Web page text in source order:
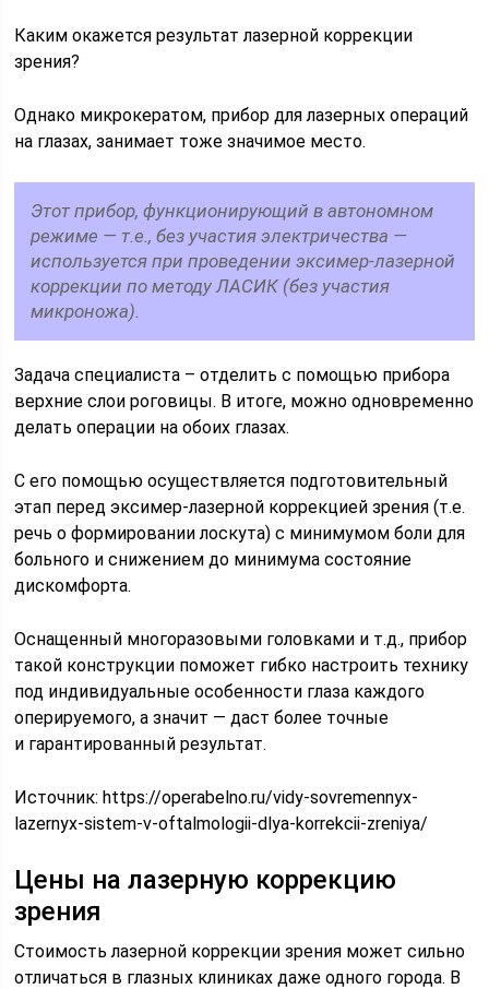
Каким окажется результат лазерной коррекции
зрения?
Однако микрокератом, прибор для лазерных операций
на глазах, занимает тоже значимое место.
Этот прибор, функционирующий в автономном
режиме — т.е., без участия электричества —
используется при проведении эксимер-лазерной
коррекции по методу ЛАСИК (без участия
микроножа).
Задача специалиста – отделить с помощью прибора
верхние слои роговицы. В итоге, можно одновременно
делать операции на обоих глазах.
С его помощью осуществляется подготовительный
этап перед эксимер-лазерной коррекцией зрения (т.е.
речь о формировании лоскута) с минимумом боли для
больного и снижением до минимума состояние
дискомфорта.
Оснащенный многоразовыми головками и т.д., прибор
такой конструкции поможет гибко настроить технику
под индивидуальные особенности глаза каждого
оперируемого, а значит — даст более точные
и гарантированный результат.
Источник:https://operabelno.ru/vidy-sovremennyx-
lazernyx-sistem-v-oftalmologii-dlya-korrekcii-zreniya/
Цены на лазерную коррекцию
зрения
Стоимость лазерной коррекции зрения может сильно
отличаться в глазных клиниках даже одного города. В